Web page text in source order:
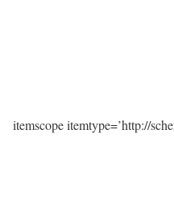
itemscope itemtype=’http://